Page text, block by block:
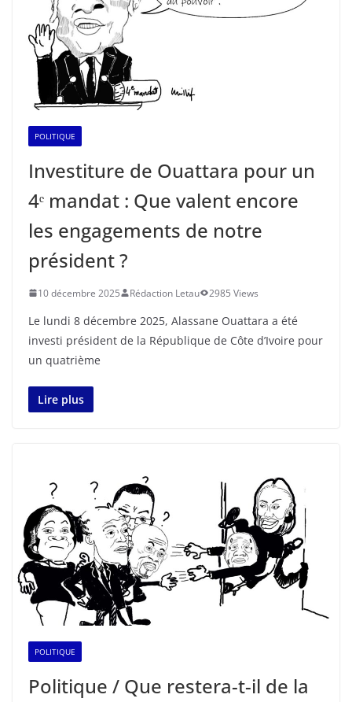
POLITIQUE
Investiture de Ouattara pour un
4ᵉ mandat : Que valent encore
les engagements de notre
président ?
10 décembre 2025 Rédaction Letau 2985 Views
Le lundi 8 décembre 2025, Alassane Ouattara a été
investi président de la République de Côte d’Ivoire pour
un quatrième
Lire plus
POLITIQUE
Politique / Que restera-t-il de la